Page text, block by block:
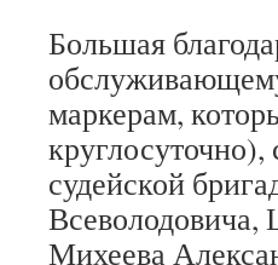
Большая
маркерам,
судейской
Всеволодовича,
Михеева